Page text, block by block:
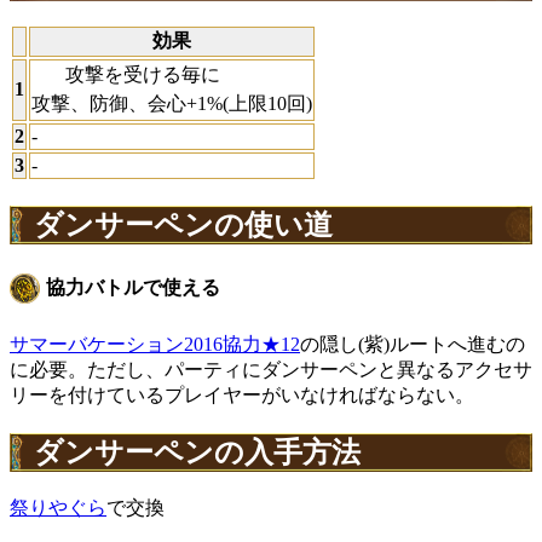
効果
1
攻撃を受ける毎に
攻撃、防御、会心+1%(上限10回)
2 -
3 -
ダンサーペンの使い道
協力バトルで使える
サマーバケーション2016協力★12の隠し(紫)ルートへ進むの
に必要。ただし、パーティにダンサーペンと異なるアクセサ
リーを付けているプレイヤーがいなければならない。
ダンサーペンの入手方法
祭りやぐらで交換